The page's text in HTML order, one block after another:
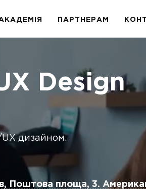
ПАРТНЕРАМ
Design
UX дизайном.
Поштова площа, 3.